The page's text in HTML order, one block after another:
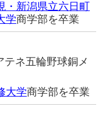
新潟県立六日町
学商学部を卒業
テネ五輪野球銅メ
大学商学部を卒業